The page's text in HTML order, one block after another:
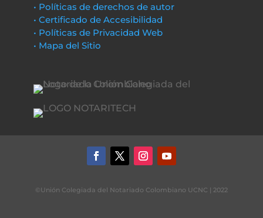
• Políticas de derechos de autor
• Certificado de Accesibilidad
• Políticas de Privacidad Web
• Mapa del Sitio
©Unión Colegiada del Notariado Colombiano UCNC | 2022